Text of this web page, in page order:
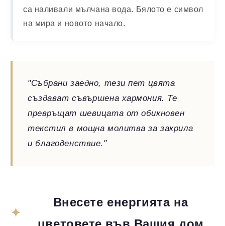
са наливали мълчана вода. Бялото е символ
на мира и новото начало.
"Събрани заедно, тези пет цвята
създават съвършена хармония. Те
превръщат шевицата от обикновен
текстил в мощна молитва за закрила
и благоденствие."
Внесете енергията на